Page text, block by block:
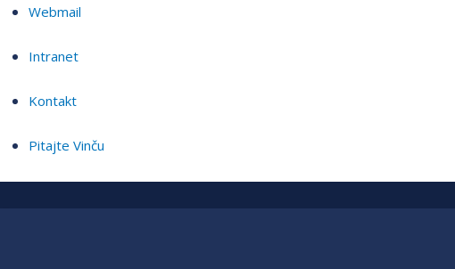
Webmail
Intranet
Kontakt
Pitajte Vinču